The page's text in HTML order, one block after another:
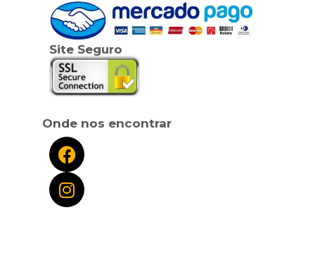
Site Seguro
Onde nos encontrar